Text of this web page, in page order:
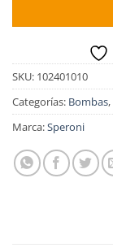
SKU: 102401010
Categorías: Bombas,
Marca:Speroni